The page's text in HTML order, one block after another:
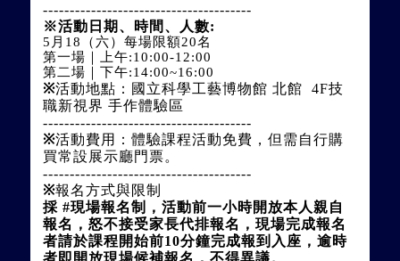
---------------------------------------
※活動日期、時間、人數:
5月18（六）每場限額20名
第一場｜上午:10:00-12:00
第二場｜下午:14:00~16:00
※活動地點：國立科學工藝博物館 北館  4F技
職新視界 手作體驗區
---------------------------------------
※活動費用：體驗課程活動免費，但需自行購
買常設展示廳門票。
---------------------------------------
※報名方式與限制
採 #現場報名制，活動前一小時開放本人親自
報名，怒不接受家長代排報名，現場完成報名
者請於課程開始前10分鐘完成報到入座，逾時
者即開放現場候補報名，不得異議。